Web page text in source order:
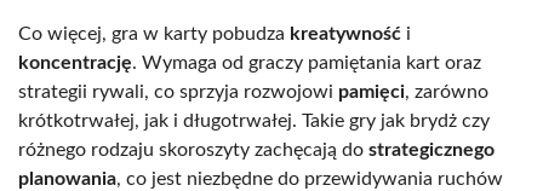
Co więcej, gra w karty pobudza kreatywność i
koncentrację. Wymaga od graczy pamiętania kart oraz
strategii rywali, co sprzyja rozwojowi pamięci, zarówno
krótkotrwałej, jak i długotrwałej. Takie gry jak brydż czy
różnego rodzaju skoroszyty zachęcają do strategicznego
planowania, co jest niezbędne do przewidywania ruchów